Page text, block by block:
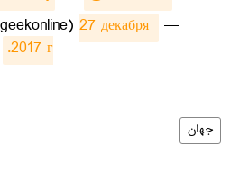
— Donna preston (@geekonline)
27 декабря
2017 г.
جهان